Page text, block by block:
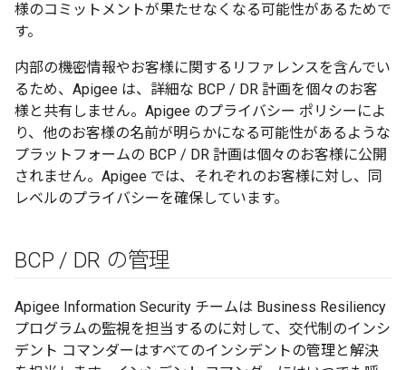
様のコミットメントが果たせなくなる可能性があるためで
す。
内部の機密情報やお客様に関するリファレンスを含んでい
るため、Apigee は、詳細な BCP / DR 計画を個々のお客
様と共有しません。Apigee のプライバシー ポリシーによ
り、他のお客様の名前が明らかになる可能性があるような
プラットフォームの BCP / DR 計画は個々のお客様に公開
されません。Apigee では、それぞれのお客様に対し、同
レベルのプライバシーを確保しています。
BCP / DR の管理
Apigee Information Security チームは Business Resiliency
プログラムの監視を担当するのに対して、交代制のインシ
デント コマンダーはすべてのインシデントの管理と解決